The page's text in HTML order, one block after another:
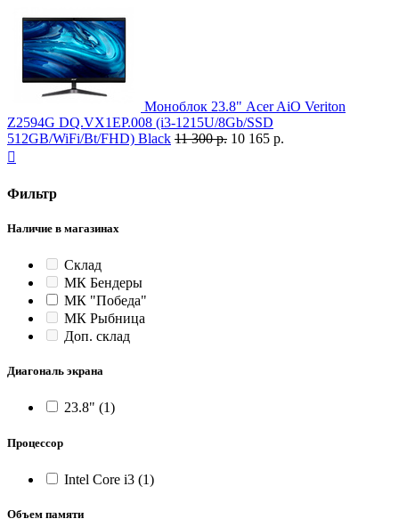
Моноблок 23.8" Acer AiO Veriton
Z2594G DQ.VX1EP.008 (i3-1215U/8Gb/SSD
512GB/WiFi/Bt/FHD) Black 11 300 р. 10 165 р.

Фильтр
Наличие в магазинах
Склад
МК Бендеры
МК "Победа"
МК Рыбница
Доп. склад
Диагональ экрана
23.8" (1)
Процессор
Intel Core i3 (1)
Объем памяти